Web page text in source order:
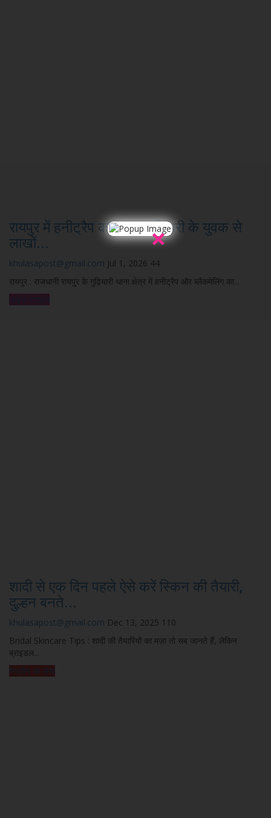
×
रायपुर में हनीट्रैप का जाल, गुढ़ियारी के युवक से
लाखों...
khulasapost@gmail.com Jul 1, 2026 44
रायपुर : राजधानी रायपुर के गुढ़ियारी थाना क्षेत्र में हनीट्रैप और ब्लैकमेलिंग का...
शादी से एक दिन पहले ऐसे करें स्किन की तैयारी,
दुल्हन बनते...
khulasapost@gmail.com Dec 13, 2025 110
Bridal Skincare Tips : शादी की तैयारियों का मज़ा तो सब जानते हैं, लेकिन
ब्राइडल...